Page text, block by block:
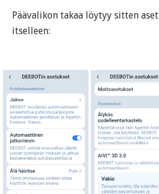
Päävalikon takaa löytyy sitten
itselleen: